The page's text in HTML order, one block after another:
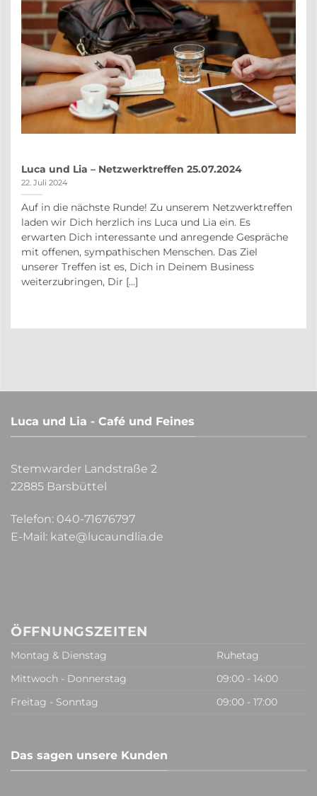
Luca und Lia – Netzwerktreffen 25.07.2024
22. Juli 2024
Auf in die nächste Runde! Zu unserem Netzwerktreffen
laden wir Dich herzlich ins Luca und Lia ein. Es
erwarten Dich interessante und anregende Gespräche
mit offenen, sympathischen Menschen. Das Ziel
unserer Treffen ist es, Dich in Deinem Business
weiterzubringen, Dir [...]
Luca und Lia - Café und Feines
Stemwarder Landstraße 2
22885 Barsbüttel
Telefon: 040-71676797
E-Mail: kate@lucaundlia.de
ÖFFNUNGSZEITEN
Montag & Dienstag
Ruhetag
Mittwoch - Donnerstag
09:00 - 14:00
Freitag - Sonntag
09:00 - 17:00
Das sagen unsere Kunden